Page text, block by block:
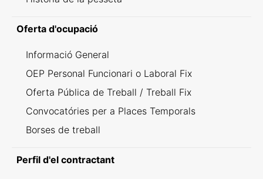
Oferta d'ocupació
Informació General
OEP Personal Funcionari o Laboral Fix
Oferta Pública de Treball / Treball Fix
Convocatóries per a Places Temporals
Borses de treball
Perfil d'el contractant